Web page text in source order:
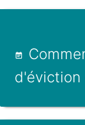
d'éviction